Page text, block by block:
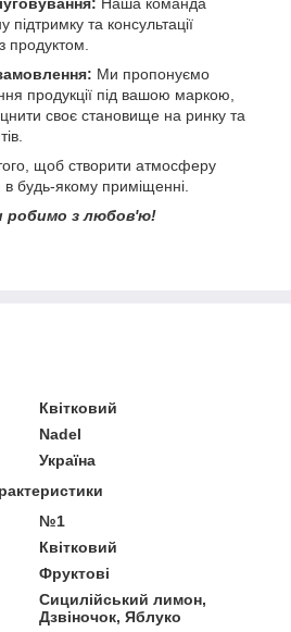
підтримку та консультації
продуктом.
Ми пропонуємо
продукції під вашою маркою,
своє становище на ринку та
щоб створити атмосферу
будь-якому приміщенні.
робимо з любов'ю!
Квітковий
Nadel
Україна
№1
Квітковий
Фруктові
Сицилійський лимон,
Дзвіночок, Яблуко